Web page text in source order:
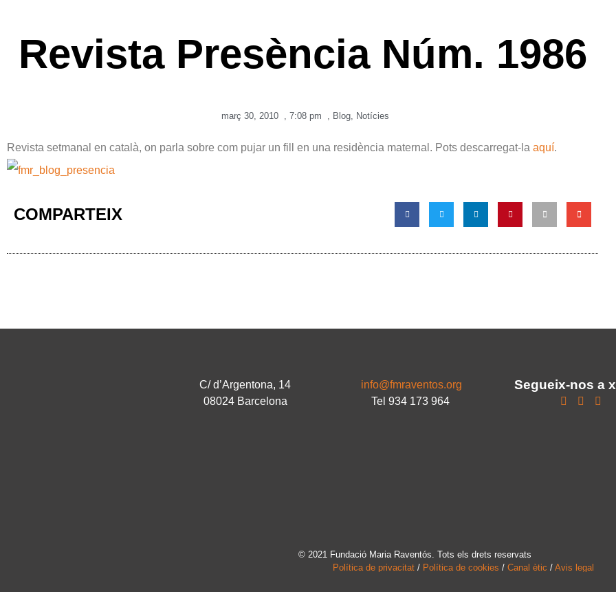
Revista Presència Núm. 1986
març 30, 2010 , 7:08 pm , Blog, Notícies
Revista setmanal en català, on parla sobre com pujar un fill en una residència maternal. Pots descarregat-la aquí.
COMPARTEIX
C/ d’Argentona, 14
08024 Barcelona
info@fmraventos.org
Tel 934 173 964
Segueix-nos a
© 2021 Fundació Maria Raventós. Tots els drets reservats
Política de privacitat / Política de cookies / Canal ètic / Avis legal